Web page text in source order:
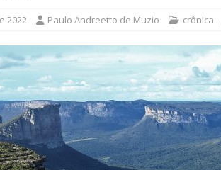
2022 Paulo Andreetto de Muzio crônica